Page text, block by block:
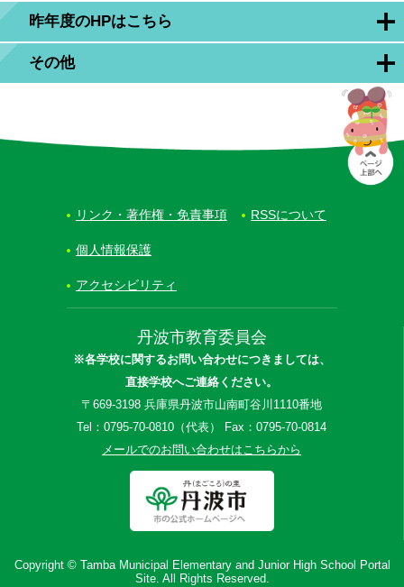
昨年度のHPはこちら
その他
丹波市教育委員会
※各学校に関するお問い合わせにつきましては、
直接学校へご連絡ください。
〒669-3198 兵庫県丹波市山南町谷川1110番地
Tel：0795-70-0810（代表） Fax：0795-70-0814
メールでのお問い合わせはこちらから
リンク・著作権・免責事項 RSSについて
個人情報保護
アクセシビリティ
Copyright © Tamba Municipal Elementary and Junior High School Portal
Site. All Rights Reserved.